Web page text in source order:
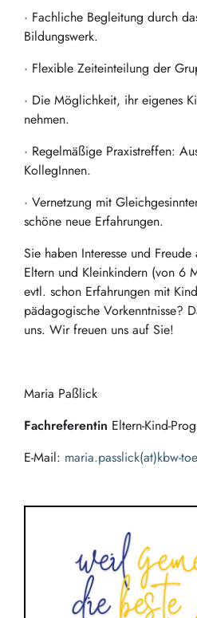
· Fachliche Begleitung durch
Bildungswerk.
· Flexible Zeiteinteilung der
· Die Möglichkeit, ihr eigenes
nehmen.
· Regelmäßige Praxistreffen:
KollegInnen.
· Vernetzung mit
schöne neue Erfahrungen.
Sie haben Interesse und
Eltern und Kleinkindern (von 6
evtl. schon Erfahrungen mit
pädagogische Vorkenntnisse?
uns. Wir freuen uns auf Sie!
Maria Paßlick
Fachreferentin Eltern-Kind-
E-Mail: maria.passlick(at)kbw-